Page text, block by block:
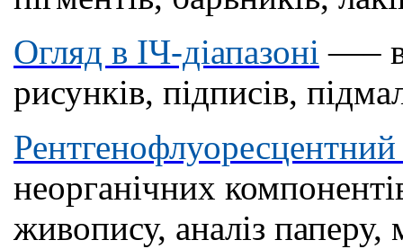
Огляд в ІЧ-діапазоні —–
рисунків, підписів,
Рентгенофлуоресцентний
неорганічних
живопису, аналіз паперу,